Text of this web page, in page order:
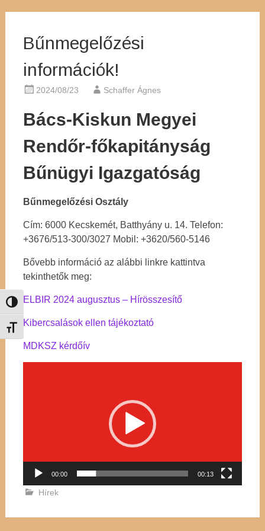
Nagy kontraszt váltása
Betűméret váltása
Bűnmegelőzési
információk!
2024/08/23 Schaffer Ágnes
Bács-Kiskun Megyei
Rendőr-főkapitányság
Bűnügyi Igazgatóság
Bűnmegelőzési Osztály
Cím: 6000 Kecskemét, Batthyány u. 14. Telefon:
+3676/513-300/3027 Mobil: +3620/560-5146
Bővebb információ az alábbi linkre kattintva
tekinthetők meg:
ELBIR 2024 augusztus – Hírösszesítő
Kibercsalások ellen tájékoztató
MDKSZ kérdőív
00:00 00:13
Hírek